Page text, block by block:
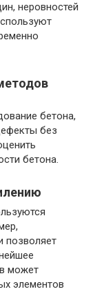
неровностей
бетона,
без
бетона.
позволяет
может
элементов